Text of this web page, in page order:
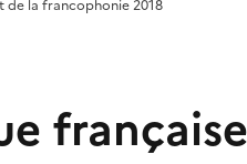
de la francophonie 2018